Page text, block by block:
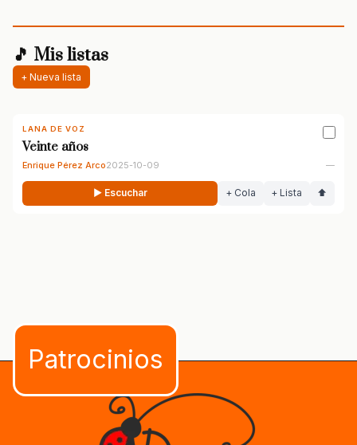
🎵 Mis listas
+ Nueva lista
LANA DE VOZ
Veinte años
Enrique Pérez Arco2025-10-09 —
▶ Escuchar + Cola + Lista ⬆